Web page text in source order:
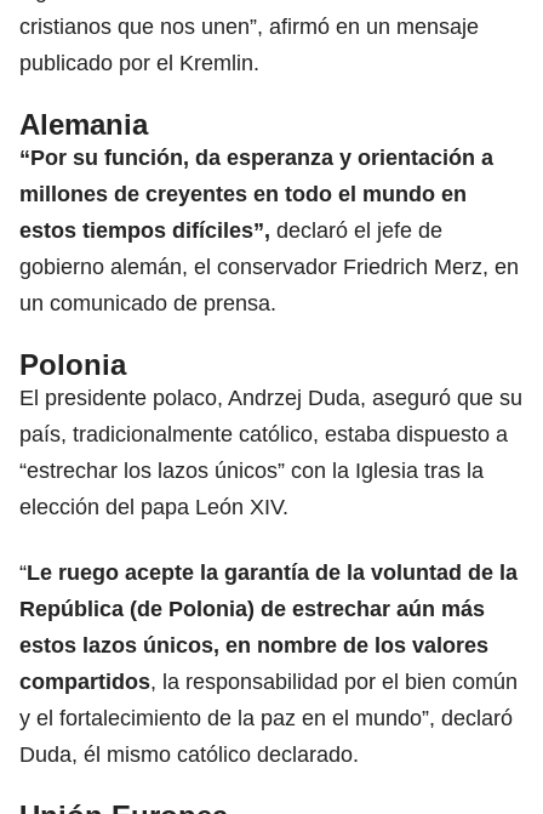
cristianos que nos unen”, afirmó en un mensaje
publicado por el Kremlin.
Alemania
“Por su función, da esperanza y orientación a
millones de creyentes en todo el mundo en
estos tiempos difíciles”, declaró el jefe de
gobierno alemán, el conservador Friedrich Merz, en
un comunicado de prensa.
Polonia
El presidente polaco, Andrzej Duda, aseguró que su
país, tradicionalmente católico, estaba dispuesto a
“estrechar los lazos únicos” con la Iglesia tras la
elección del papa León XIV.
“Le ruego acepte la garantía de la voluntad de la
República (de Polonia) de estrechar aún más
estos lazos únicos, en nombre de los valores
compartidos, la responsabilidad por el bien común
y el fortalecimiento de la paz en el mundo”, declaró
Duda, él mismo católico declarado.